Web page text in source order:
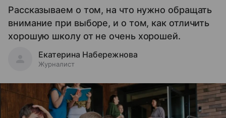
Рассказываем о том, на что нужно обращать
внимание при выборе, и о том, как отличить
хорошую школу от не очень хорошей.
Екатерина Набережнова
Журналист